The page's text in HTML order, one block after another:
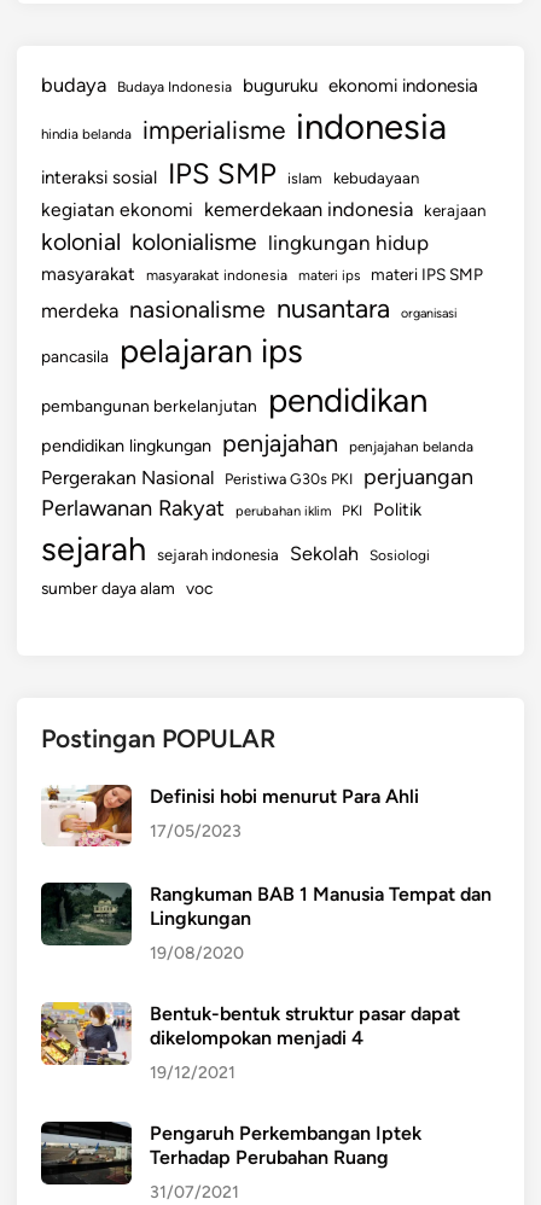
budaya Budaya Indonesia buguruku ekonomi indonesia
hindia belanda imperialisme indonesia
interaksi sosial IPS SMP islam kebudayaan
kegiatan ekonomi kemerdekaan indonesia kerajaan
kolonial kolonialisme lingkungan hidup
masyarakat masyarakat indonesia materi ips materi IPS SMP
merdeka nasionalisme nusantara organisasi
pancasila pelajaran ips
pembangunan berkelanjutan pendidikan
pendidikan lingkungan penjajahan penjajahan belanda
Pergerakan Nasional Peristiwa G30s PKI perjuangan
Perlawanan Rakyat perubahan iklim PKI Politik
sejarah sejarah indonesia Sekolah Sosiologi
sumber daya alam voc
Postingan POPULAR
Definisi hobi menurut Para Ahli
17/05/2023
Rangkuman BAB 1 Manusia Tempat dan
Lingkungan
19/08/2020
Bentuk-bentuk struktur pasar dapat
dikelompokan menjadi 4
19/12/2021
Pengaruh Perkembangan Iptek
Terhadap Perubahan Ruang
31/07/2021